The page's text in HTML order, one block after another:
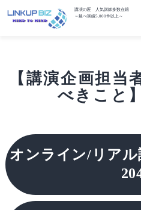
講演の匠 人気講師多数在籍
～延べ実績5,000件以上～
【講演企画担当
べきこと
オンライン/リア